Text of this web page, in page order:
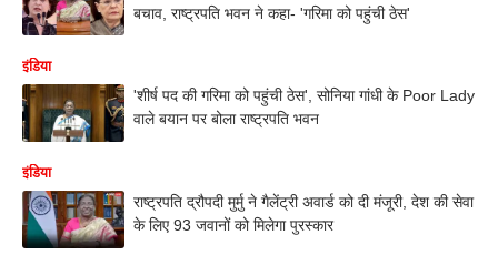
बचाव, राष्ट्रपति भवन ने कहा- 'गरिमा को पहुंची ठेस'
इंडिया
'शीर्ष पद की गरिमा को पहुंची ठेस', सोनिया गांधी के Poor Lady
वाले बयान पर बोला राष्ट्रपति भवन
इंडिया
राष्ट्रपति द्रौपदी मुर्मु ने गैलेंट्री अवार्ड को दी मंजूरी, देश की सेवा
के लिए 93 जवानों को मिलेगा पुरस्कार